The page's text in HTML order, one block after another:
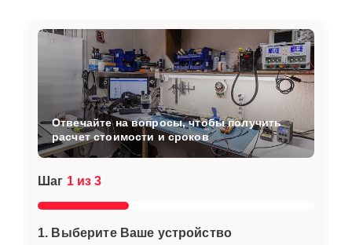
Шаг 1 из 3
1. Выберите Ваше устройство
Отвечайте на вопросы, чтобы получить
расчет стоимости и сроков